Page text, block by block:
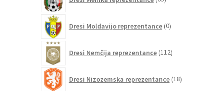
izdelkov
Dresi Moldavijo reprezentance 0izdelkov
Dresi Nemčija reprezentance 112izdelkov
Dresi Nizozemska reprezentance 18izdelkov